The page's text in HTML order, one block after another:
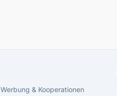
& Kooperationen